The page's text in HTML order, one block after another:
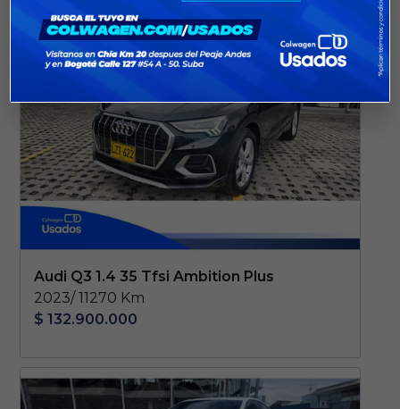
Audi Q3 1.4 35 Tfsi Ambition Plus
2023/ 11270 Km
$ 132.900.000